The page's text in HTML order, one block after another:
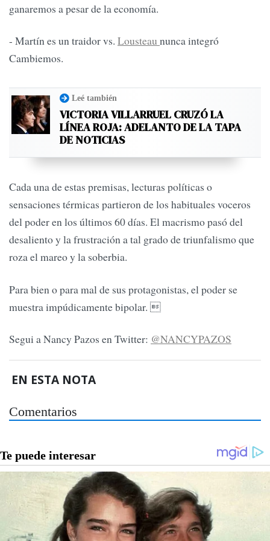
ganaremos a pesar de la economía.
- Martín es un traidor vs. Lousteau nunca integró
Cambiemos.
Leé también
VICTORIA VILLARRUEL CRUZÓ LA
LÍNEA ROJA: ADELANTO DE LA TAPA
DE NOTICIAS
Cada una de estas premisas, lecturas políticas o
sensaciones térmicas partieron de los habituales voceros
del poder en los últimos 60 días. El macrismo pasó del
desaliento y la frustración a tal grado de triunfalismo que
roza el mareo y la soberbia.
Para bien o para mal de sus protagonistas, el poder se
muestra impúdicamente bipolar. 
Segui a Nancy Pazos en Twitter: @NANCYPAZOS
EN ESTA NOTA
Comentarios